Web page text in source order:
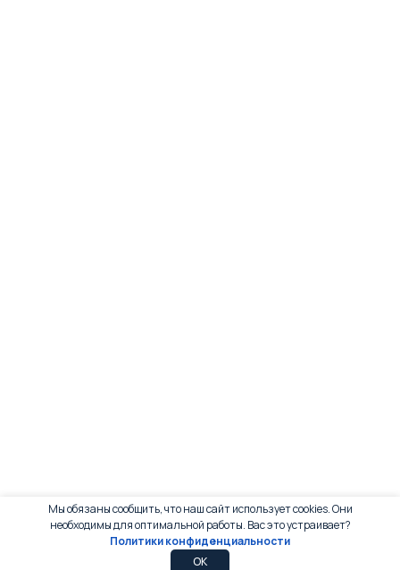
Мы обязаны сообщить, что наш сайт использует cookies. Они
необходимы для оптимальной работы. Вас это устраивает?
Политики конфиденциальности
OK